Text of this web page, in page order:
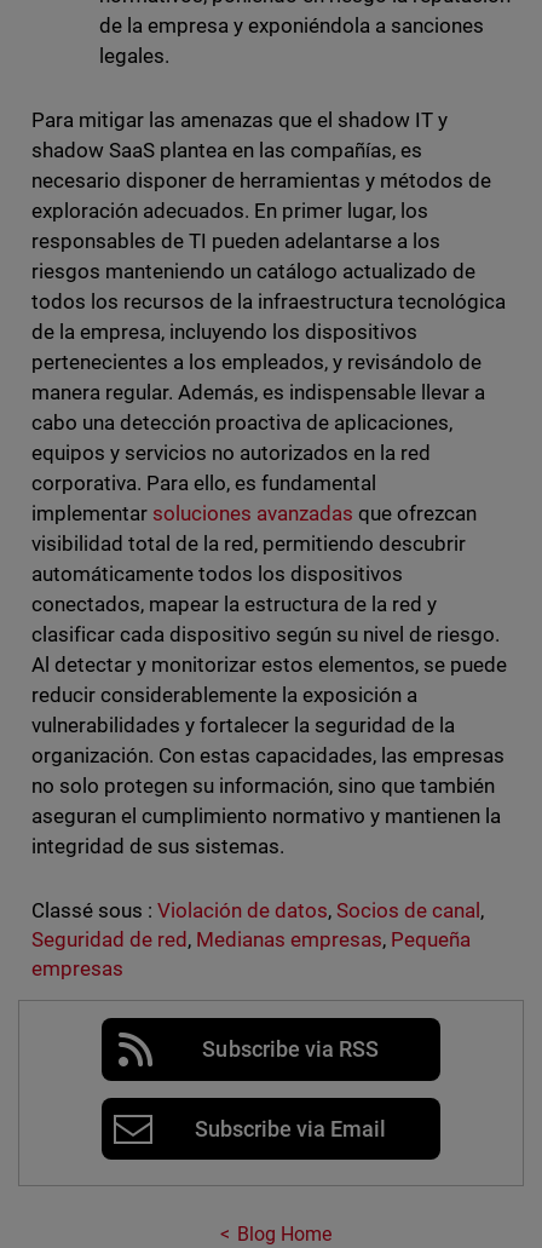
de la empresa y exponiéndola a sanciones
legales.
Para mitigar las amenazas que el shadow IT y
shadow SaaS plantea en las compañías, es
necesario disponer de herramientas y métodos de
exploración adecuados. En primer lugar, los
responsables de TI pueden adelantarse a los
riesgos manteniendo un catálogo actualizado de
todos los recursos de la infraestructura tecnológica
de la empresa, incluyendo los dispositivos
pertenecientes a los empleados, y revisándolo de
manera regular. Además, es indispensable llevar a
cabo una detección proactiva de aplicaciones,
equipos y servicios no autorizados en la red
corporativa. Para ello, es fundamental
implementar soluciones avanzadas que ofrezcan
visibilidad total de la red, permitiendo descubrir
automáticamente todos los dispositivos
conectados, mapear la estructura de la red y
clasificar cada dispositivo según su nivel de riesgo.
Al detectar y monitorizar estos elementos, se puede
reducir considerablemente la exposición a
vulnerabilidades y fortalecer la seguridad de la
organización. Con estas capacidades, las empresas
no solo protegen su información, sino que también
aseguran el cumplimiento normativo y mantienen la
integridad de sus sistemas.
Classé sous : Violación de datos,Socios de canal ,
Seguridad de red , Medianas empresas, Pequeña
empresas
Subscribe via RSS
Subscribe via Email
Blog Home